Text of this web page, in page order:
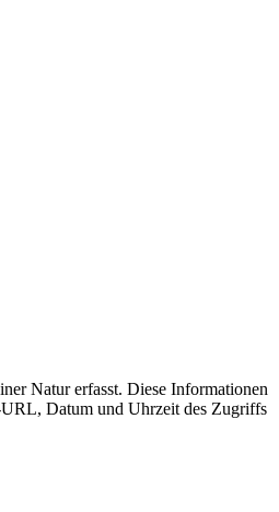
Natur erfasst. Diese Informationen
URL, Datum und Uhrzeit des Zugriffs